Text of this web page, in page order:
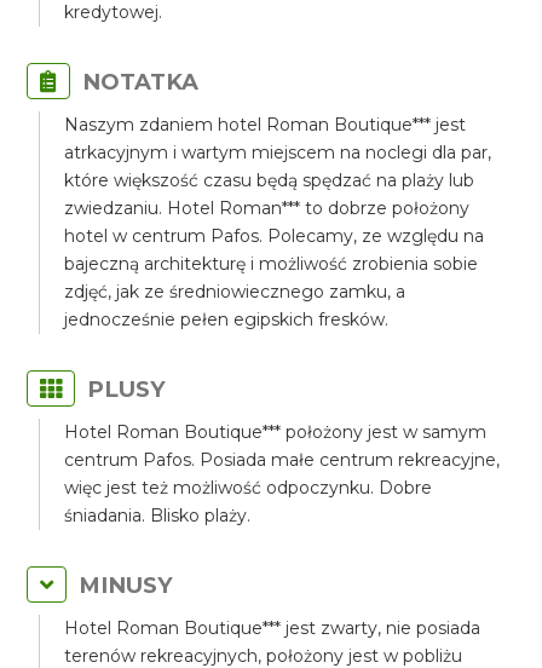
kredytowej.
NOTATKA
Naszym zdaniem hotel Roman Boutique*** jest
atrkacyjnym i wartym miejscem na noclegi dla par,
które większość czasu będą spędzać na plaży lub
zwiedzaniu. Hotel Roman*** to dobrze położony
hotel w centrum Pafos. Polecamy, ze względu na
bajeczną architekturę i możliwość zrobienia sobie
zdjęć, jak ze średniowiecznego zamku, a
jednocześnie pełen egipskich fresków.
PLUSY
Hotel Roman Boutique*** położony jest w samym
centrum Pafos. Posiada małe centrum rekreacyjne,
więc jest też możliwość odpoczynku. Dobre
śniadania. Blisko plaży.
MINUSY
Hotel Roman Boutique*** jest zwarty, nie posiada
terenów rekreacyjnych, położony jest w pobliżu